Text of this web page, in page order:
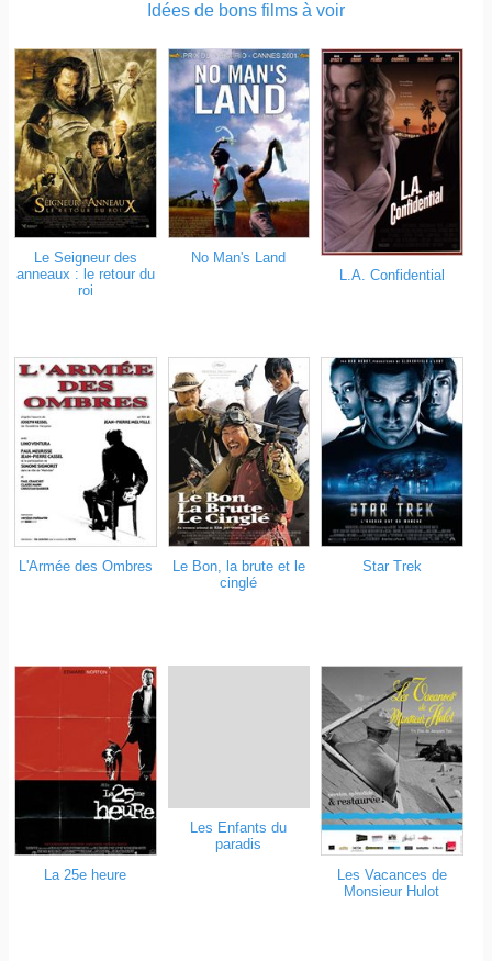
Idées de bons films à voir
Le Seigneur des
anneaux : le retour du
roi
No Man's Land
L.A. Confidential
L'Armée des Ombres
Le Bon, la brute et le
cinglé
Star Trek
La 25e heure
Les Enfants du
paradis
Les Vacances de
Monsieur Hulot